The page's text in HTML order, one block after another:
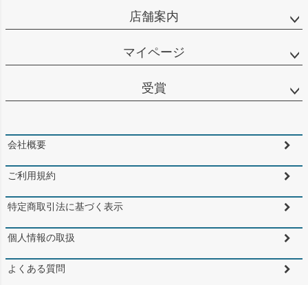
店舗案内
マイページ
受賞
会社概要
ご利用規約
特定商取引法に基づく表示
個人情報の取扱
よくある質問